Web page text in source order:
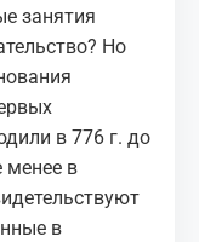
занятия
Но
в 776 г. до
менее в
в